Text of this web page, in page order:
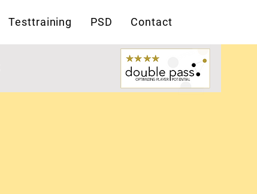
Testtraining PSD Contact